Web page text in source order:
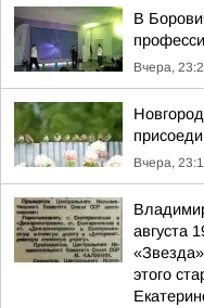
В
Вчера,
Вчера,
августа
этого